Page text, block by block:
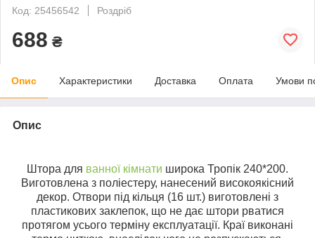
Код: 25456542
Роздріб
688 ₴
Опис Характеристики Доставка Оплата Умови
Опис
Штора для ванної кімнати широка Тропік 240*200.
Виготовлена ​​з поліестеру, нанесений високоякісний
декор. Отвори під кільця (16 шт.) виготовлені з
пластикових заклепок, що не дає штори рватися
протягом усього терміну експлуатації. Краї виконані